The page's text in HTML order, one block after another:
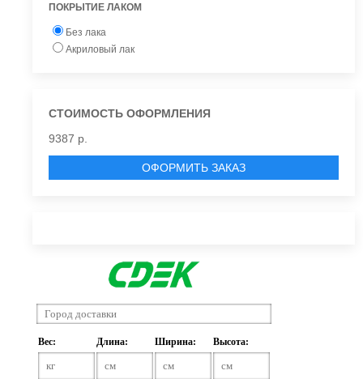
ПОКРЫТИЕ ЛАКОМ
Без лака
Акриловый лак
СТОИМОСТЬ ОФОРМЛЕНИЯ
9387 р.
ОФОРМИТЬ ЗАКАЗ